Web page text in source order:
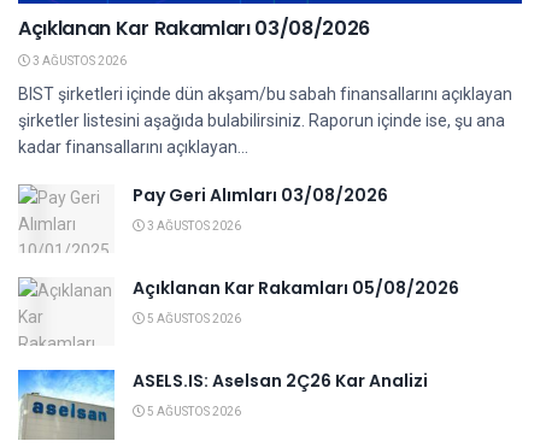
Açıklanan Kar Rakamları 03/08/2026
3 AĞUSTOS 2026
BIST şirketleri içinde dün akşam/bu sabah finansallarını açıklayan
şirketler listesini aşağıda bulabilirsiniz. Raporun içinde ise, şu ana
kadar finansallarını açıklayan...
Pay Geri Alımları 03/08/2026
3 AĞUSTOS 2026
Açıklanan Kar Rakamları 05/08/2026
5 AĞUSTOS 2026
ASELS.IS: Aselsan 2Ç26 Kar Analizi
5 AĞUSTOS 2026